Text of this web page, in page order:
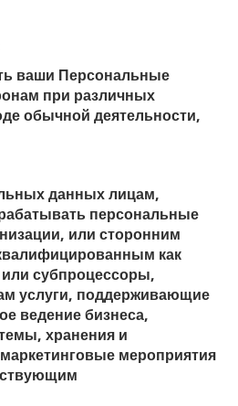
ваши Персональные
при различных
обычной деятельности,
данных лицам,
персональные
или сторонним
как
субпроцессоры,
услуги, поддерживающие
ведение бизнеса,
хранения и
мероприятия